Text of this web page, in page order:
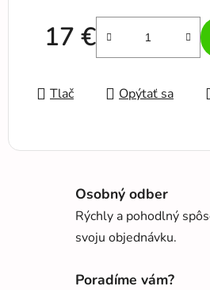
17 €
Jednotková cena:
Tlač Opýtať sa
Osobný odber
Rýchly a pohodlný
svoju objednávku.
Poradíme vám?